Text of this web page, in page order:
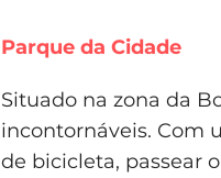
Parque da Cidade
Situado na zona da
incontornáveis. Com
de bicicleta, passear